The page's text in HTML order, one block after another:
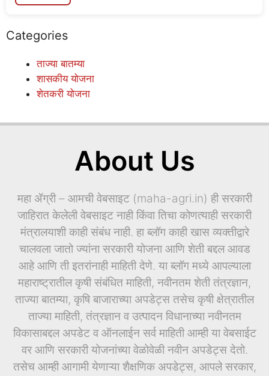
Categories
ताज्या बातम्या
शासकीय योजना
शेतकरी योजना
About Us
महा ॲग्री – आमची वेबसाइट (maha-agri.in) ही सरकारी
जाहिरात केलेली वेबसाइट नाही किंवा तिचा कोणत्याही सरकारी
मंत्रालयाशी काही संबंध नाही. हा ब्लॉग काही खास व्यक्तीद्वारे
चालवला जातो ज्यांना सरकारी योजना आणि शेती बद्दल आवड
आहे आणि ती इतरांनाही माहिती देणे. या ब्लॉग मध्ये आपल्याला
महाराष्ट्रातील कृषी संबंधित माहिती, नवीनतम शेती तंत्रज्ञान,
ताज्या बातम्या, कृषि बाजाराच्या अपडेट्स तसेच कृषी क्षेत्रातील
ताज्या माहिती, तंत्रज्ञान व उत्पादन विधानाच्या नवीनतम
विकासाबद्दल अपडेट व ऑनलाईन सर्व माहिती आम्ही या वेबसाईट
वर आणि सरकारी योजनांच्या वेळोवेळी नवीन अपडेट्स देतो.
तसेच आम्ही आगामी येणाऱ्या शैक्षणिक अपडेट्स, आपले सरकार,